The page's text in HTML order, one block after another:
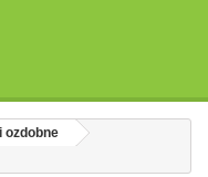
ozdobne